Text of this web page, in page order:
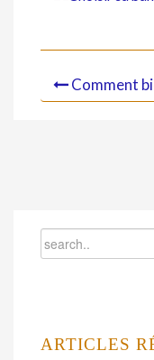
Comment
ARTICLES